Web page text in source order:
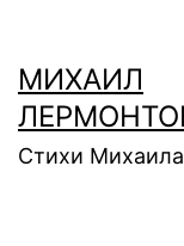
содержимому
МИХАИЛ
Стихи